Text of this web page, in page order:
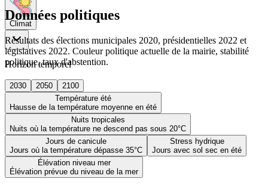
Climat
Horizon temporel
2030 2050
2100
Température été
Hausse de la température moyenne en été
Nuits tropicales
Nuits où la température ne descend pas sous 20°C
Jours de canicule
Jours où la température dépasse 35°C
Stress hydrique
Jours avec sol sec en été
Élévation niveau mer
Élévation prévue du niveau de la mer
Données politiques
Résultats des élections municipales 2020, présidentielles 2022 et
législatives 2022. Couleur politique actuelle de la mairie, stabilité
politique, taux d'abstention.